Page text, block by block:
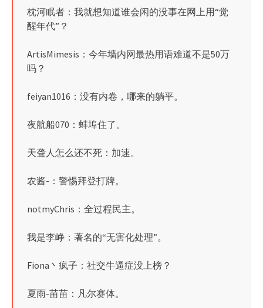
枕河眠者：我就想知道谁会闲的没事在网上用“觉
醒年代”？
ArtisMimesis：今年墙内网最热用语难道不是50万
吗？
feiyan1016：没有内卷，哪来的躺平。
夜航船070：蚌埠住了。
天聋人怎么还不死：加速。
农酱-：警惕拜登打牌。
notmyChris：全过程民主。
我是李峥：著名的“无害化处理”。
Fiona丶疯子：社交牛逼症没上榜？
夏雨-苗苗：凡尔赛体。